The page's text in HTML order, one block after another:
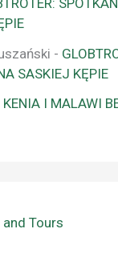
-
SASKIEJ KĘPIE
KENIA I MALAWI
and Tours